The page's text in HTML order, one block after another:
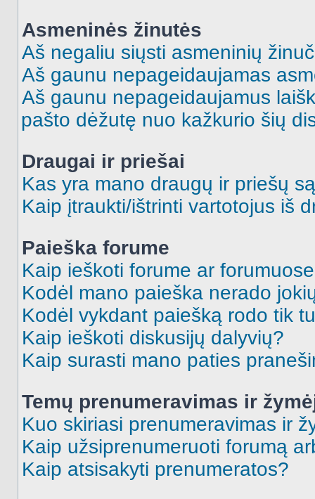
Asmeninės žinutės
Aš negaliu siųsti asmeninių
Aš gaunu nepageidaujamas
Aš gaunu nepageidaujamus
pašto dėžutę nuo kažkurio šių
Draugai ir priešai
Kas yra mano draugų ir priešų
Kaip įtraukti/ištrinti vartotojus iš
Paieška forume
Kaip ieškoti forume ar
Kodėl mano paieška nerado
Kodėl vykdant paiešką rodo tik
Kaip ieškoti diskusijų dalyvių?
Kaip surasti mano paties
Temų prenumeravimas ir
Kuo skiriasi prenumeravimas ir
Kaip užsiprenumeruoti forumą
Kaip atsisakyti prenumeratos?